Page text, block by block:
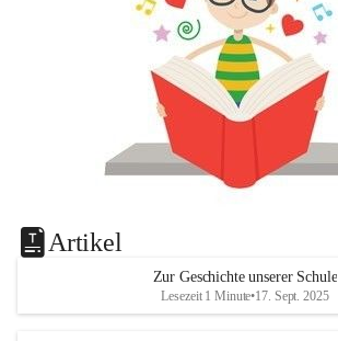
Artikel
Zur Geschichte unserer Schule
Lesezeit 1 Minute•17. Sept. 2025